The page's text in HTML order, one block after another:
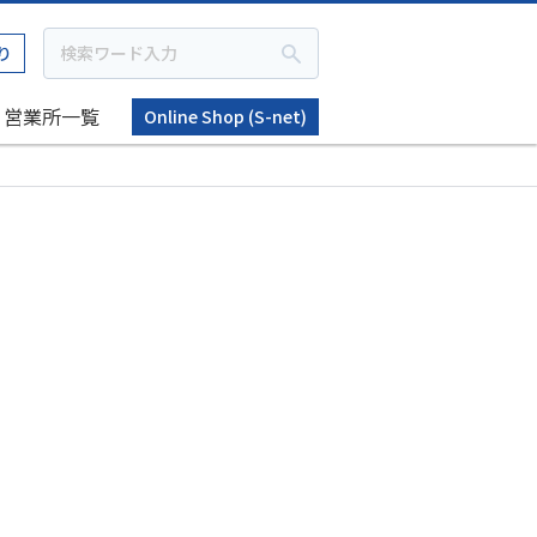
営業所一覧
Online Shop (S-net)